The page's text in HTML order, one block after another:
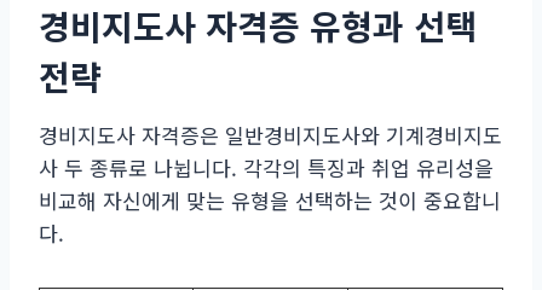
경비지도사 자격증 유형과 선택
전략
경비지도사 자격증은 일반경비지도사와 기계경비지도
사 두 종류로 나뉩니다. 각각의 특징과 취업 유리성을
비교해 자신에게 맞는 유형을 선택하는 것이 중요합니
다.